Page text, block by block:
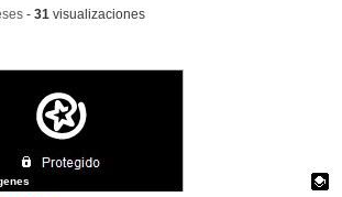
-31 visualizaciones